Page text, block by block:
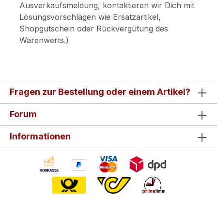
Ausverkaufsmeldung, kontaktieren wir Dich mit
Lösungsvorschlägen wie Ersatzartikel,
Shopgutschein oder Rückvergütung des
Warenwerts.)
Fragen zur Bestellung oder einem Artikel?
Forum
Informationen